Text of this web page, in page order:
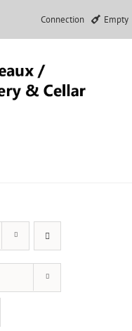
Connection Empty